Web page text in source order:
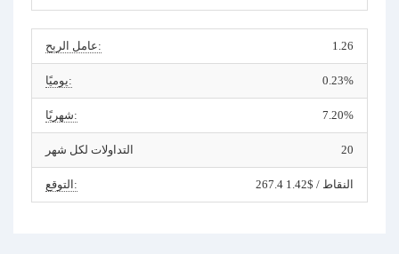
عامل الربح: 1.26
يوميًا: 0.23%
شهريًا: 7.20%
التداولات لكل شهر 20
التوقع: 267.4 النقاط / $1.42